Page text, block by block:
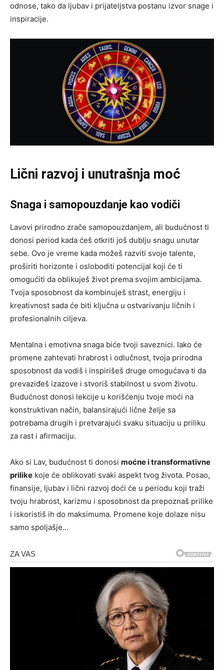
odnose, tako da ljubav i prijateljstva postanu izvor snage i
inspiracije.
Lični razvoj i unutrašnja moć
Snaga i samopouzdanje kao vodiči
Lavovi prirodno zrače samopouzdanjem, ali budućnost ti
donosi period kada ćeš otkriti još dublju snagu unutar
sebe. Ovo je vreme kada možeš razviti svoje talente,
proširiti horizonte i osloboditi potencijal koji će ti
omogućiti da oblikuješ život prema svojim ambicijama.
Tvoja sposobnost da kombinuješ strast, energiju i
kreativnost sada će biti ključna u ostvarivanju ličnih i
profesionalnih ciljeva.
Mentalna i emotivna snaga biće tvoji saveznici. Iako će
promene zahtevati hrabrost i odlučnost, tvoja prirodna
sposobnost da vodiš i inspirišeš druge omogućava ti da
prevaziđeš izazove i stvoriš stabilnost u svom životu.
Budućnost donosi lekcije u korišćenju tvoje moći na
konstruktivan način, balansirajući lične želje sa
potrebama drugih i pretvarajući svaku situaciju u priliku
za rast i afirmaciju.
Ako si Lav, budućnost ti donosi moćne i transformativne
prilike koje će oblikovati svaki aspekt tvog života. Posao,
finansije, ljubav i lični razvoj doći će u periodu koji traži
tvoju hrabrost, karizmu i sposobnost da prepoznaš prilike
i iskoristiš ih do maksimuma. Promene koje dolaze nisu
samo spoljašje…